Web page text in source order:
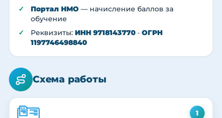
Портал НМО — начисление баллов за
обучение
Реквизиты: ИНН 9718143770 · ОГРН
1197746498840
Схема работы
1